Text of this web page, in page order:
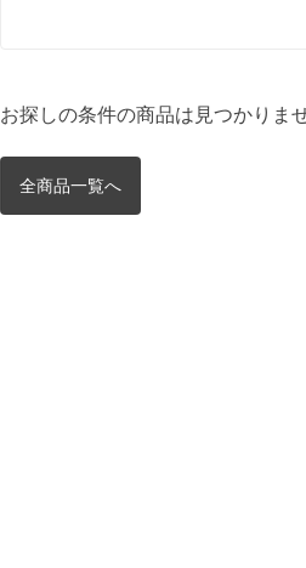
お探しの条件の商品は見つかりま
全商品一覧へ